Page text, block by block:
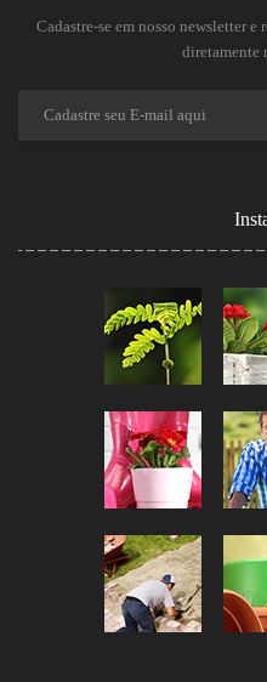
Cadastre-se em nosso newsletter
diretamente